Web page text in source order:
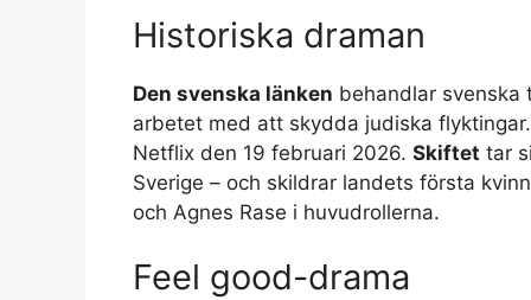
Historiska draman
Den svenska länken behandlar svenska
arbetet med att skydda judiska
Netflix den 19 februari 2026. Skiftet tar
Sverige – och skildrar landets första
och Agnes Rase i huvudrollerna.
Feel good-drama